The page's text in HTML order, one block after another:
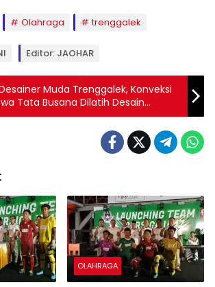
Olahraga trenggalek
Editor: JAOHAR
Muda Trenggalek, Konveksi
Tata Busana Dilatih Desain
Kekinian
OLAHRAGA